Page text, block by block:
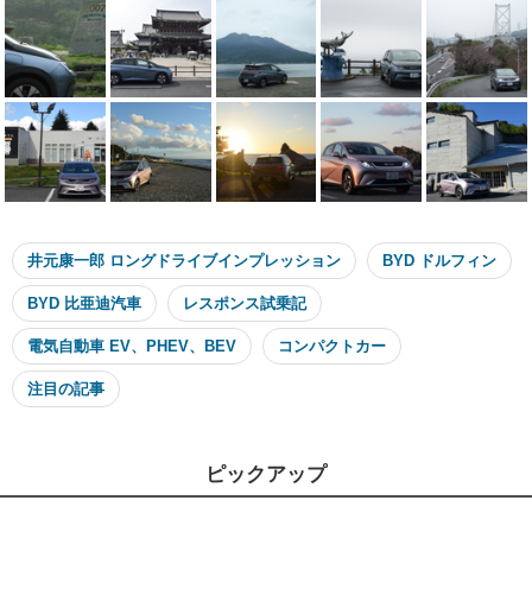
井元康一郎 ロングドライブインプレッション BYD ドルフィン
BYD 比亜迪汽車 レスポンス試乗記
電気自動車 EV、PHEV、BEV コンパクトカー
注目の記事
ピックアップ